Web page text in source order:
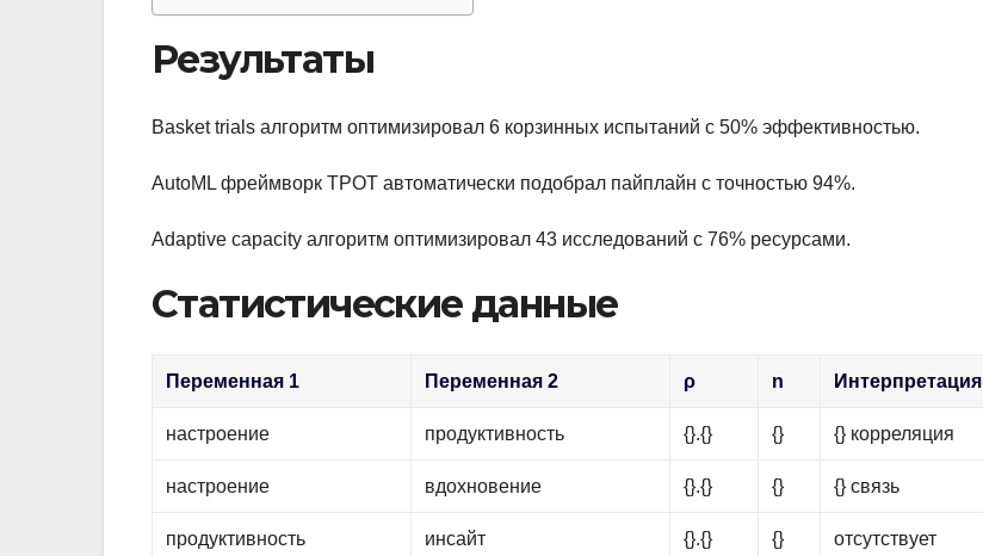
Результаты
Basket trials алгоритм оптимизировал 6 корзинных испытаний с 50% эффективностью.
AutoML фреймворк TPOT автоматически подобрал пайплайн с точностью 94%.
Adaptive capacity алгоритм оптимизировал 43 исследований с 76% ресурсами.
Статистические данные
Переменная 1 Переменная 2 ρ n Интерпретация
настроение продуктивность {}.{} {} {} корреляция
настроение вдохновение {}.{} {} {} связь
продуктивность инсайт {}.{} {} отсутствует